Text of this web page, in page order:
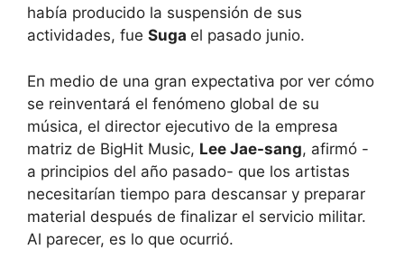
había producido la suspensión de sus
actividades, fue Suga el pasado junio.
En medio de una gran expectativa por ver cómo
se reinventará el fenómeno global de su
música, el director ejecutivo de la empresa
matriz de BigHit Music, Lee Jae-sang, afirmó -
a principios del año pasado- que los artistas
necesitarían tiempo para descansar y preparar
material después de finalizar el servicio militar.
Al parecer, es lo que ocurrió.